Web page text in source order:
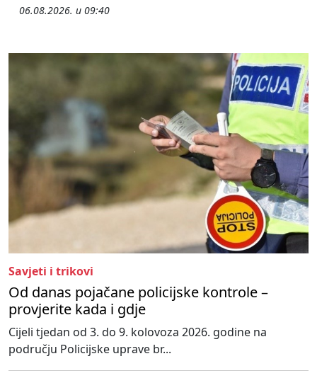
06.08.2026. u 09:40
Savjeti i trikovi
Od danas pojačane policijske kontrole –
provjerite kada i gdje
Cijeli tjedan od 3. do 9. kolovoza 2026. godine na
području Policijske uprave br...